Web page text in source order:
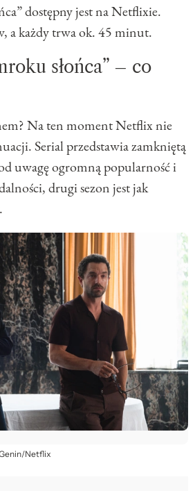
dostępny jest na Netflixie.
a każdy trwa ok. 45 minut.
słońca” – co
Na ten moment Netflix nie
Serial przedstawia zamkniętą
uwagę ogromną popularność i
drugi sezon jest jak
Genin/Netflix